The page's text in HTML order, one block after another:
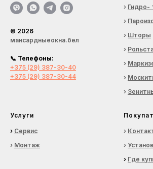
© 2026
мансардныеокна.бел
📞 Телефоны:
+375 (29) 387-30-40
+375 (29) 387-30-44
› Гидро-
›
› Шторы
›
›
›
›
Услуги
› Сервис
› Монтаж
›
›
› Где